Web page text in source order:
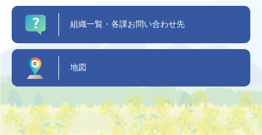
組織一覧・各課お問い合わせ先
地図